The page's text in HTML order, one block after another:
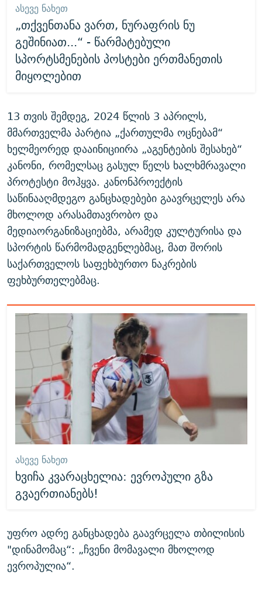
ᲐᲡᲔᲕᲔ ᲜᲐᲮᲔᲗ
„თქვენთანა ვართ, ნურაფრის ნუ
გეშინიათ...“ - წარმატებული
სპორტსმენების პოსტები ერთმანეთის
მიყოლებით
13 თვის შემდეგ, 2024 წლის 3 აპრილს,
მმართველმა პარტია „ქართულმა ოცნებამ“
ხელმეორედ დააინიციირა „აგენტების შესახებ“
კანონი, რომელსაც გასულ წელს ხალხმრავალი
პროტესტი მოჰყვა. კანონპროექტის
საწინააღმდეგო განცხადებები გაავრცელეს არა
მხოლოდ არასამთავრობო და
მედიაორგანიზაციებმა, არამედ კულტურისა და
სპორტის წარმომადგენლებმაც, მათ შორის
საქართველოს საფეხბურთო ნაკრების
ფეხბურთელებმაც.
ᲐᲡᲔᲕᲔ ᲜᲐᲮᲔᲗ
ხვიჩა კვარაცხელია: ევროპული გზა
გვაერთიანებს!
უფრო ადრე განცხადება გაავრცელა თბილისის
"დინამომაც“: „ჩვენი მომავალი მხოლოდ
ევროპულია“.